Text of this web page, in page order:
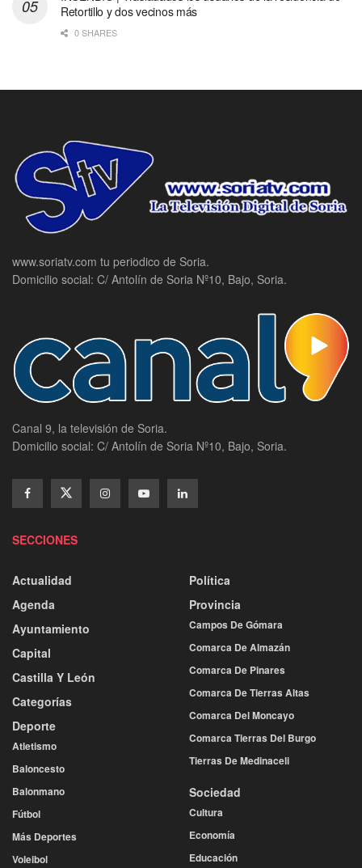
Retortillo y dos vecinos más
0 SHARES
www.soriatv.com tu periodico de Soria.
Domicilio social: C/ Antolín de Soria Nº10, Bajo, Soria.
Canal 9, la televisión de Soria.
Domicilio social: C/ Antolín de Soria Nº10, Bajo, Soria.
SECCIONES
Actualidad
Agenda
Ayuntamiento
Capital
Castilla Y León
Categorías
Deporte
Atletismo
Baloncesto
Balonmano
Fútbol
Más Deportes
Voleibol
Política
Provincia
Campos De Gómara
Comarca De Almazán
Comarca De Pinares
Comarca De Tierras Altas
Comarca Del Moncayo
Comarca Tierras Del Burgo
Tierras De Medinaceli
Sociedad
Cultura
Economía
Educación